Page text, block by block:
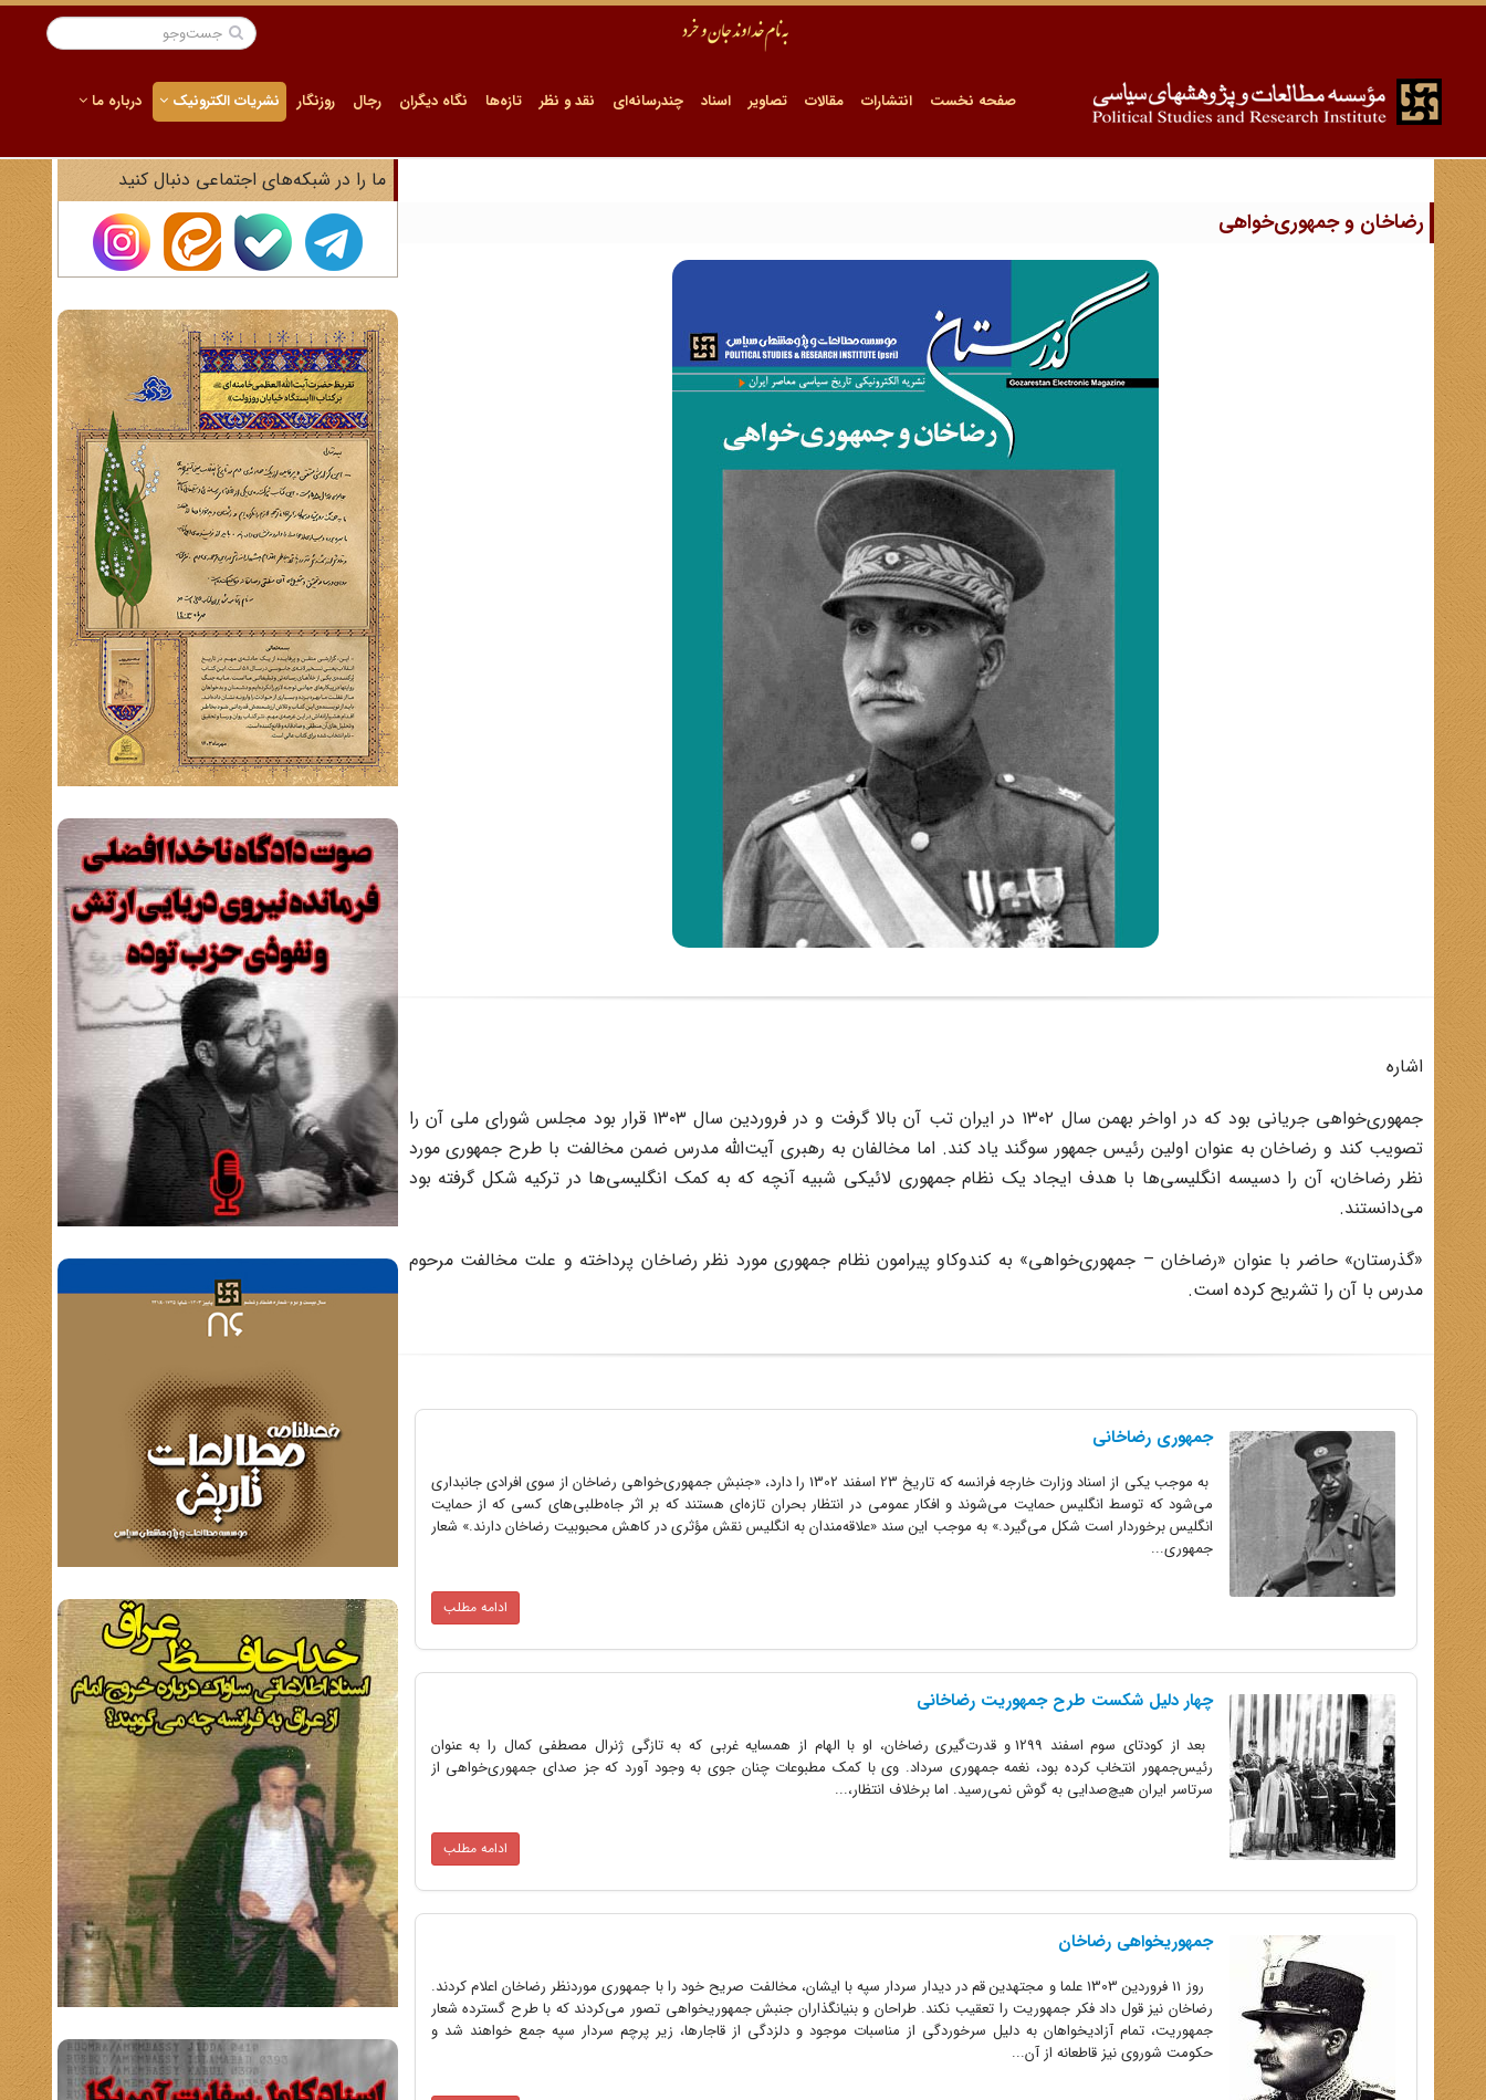
صفحه نخست انتشارات مقالات تصاویر اسناد چندرسانه‌ای نقد و نظر تازه‌ها نگاه دیگران رجال روزنگار نشریات الکترونیک درباره ما
رضاخان و جمهوری‌خواهی
اشاره
جمهوری‌خواهی جریانی بود که در اواخر بهمن سال ۱۳۰۲ در ایران تب آن بالا گرفت و در فروردین سال ۱۳۰۳ قرار بود مجلس شورای ملی آن را
تصویب کند و رضاخان به عنوان اولین رئیس جمهور سوگند یاد کند. اما مخالفان به رهبری آیت‌الله مدرس ضمن مخالفت با طرح جمهوری مورد
نظر رضاخان، آن را دسیسه انگلیسی‌ها با هدف ایجاد یک نظام جمهوری لائیکی شبیه آنچه که به کمک انگلیسی‌ها در ترکیه شکل گرفته بود
می‌دانستند.
«گذرستان» حاضر با عنوان «رضاخان – جمهوری‌خواهی» به کندوکاو پیرامون نظام جمهوری مورد نظر رضاخان پرداخته و علت مخالفت مرحوم
مدرس با آن را تشریح کرده است.
جمهوری رضاخانی
به موجب یکی از اسناد وزارت خارجه فرانسه که تاریخ 23 اسفند 1302 را دارد، «جنبش جمهوری‌خواهی رضاخان از سوی افرادی جانبداری
می‌شود که توسط انگلیس حمایت می‌شوند و افکار عمومی در انتظار بحران تازه‌ای هستند که بر اثر جاه‌طلبی‌های کسی که از حمایت
انگلیس برخوردار است شکل می‌گیرد.» به موجب این سند «علاقه‌مندان به انگلیس نقش مؤثری در کاهش محبوبیت رضاخان دارند.» شعار
جمهوری...
ادامه مطلب
چهار دلیل شکست طرح جمهوریت رضاخانی
بعد از کودتای سوم اسفند 1299 و قدرت‌گیری رضاخان، او با الهام‌ از همسایه‌‌ غربی‌ که‌ به‌ تازگی ژنرال‌ مصطفی‌ کمال‌ را به عنوان‌
رئیس‌‌جمهور انتخاب‌ کرده‌ بود، نغمه‌‌ جمهوری‌ سرداد. وی‌ با کمک‌ مطبوعات‌ چنان‌ جوی‌ به‌ وجود آورد که‌ جز صدای‌ جمهوری‌خواهی‌ از
سرتاسر ایران‌ هیچ‌صدایی‌ به‌ گوش‌ نمی‌رسید. اما برخلاف انتظار،...
ادامه مطلب
جمهوریخواهی رضاخان
روز 11 فروردین 1303 علما و مجتهدین قم در دیدار سردار سپه با ایشان، مخالفت صریح خود را با جمهوری موردنظر رضاخان اعلام کردند.
رضاخان نیز قول داد فکر جمهوریت را تعقیب نکند. طراحان و بنیانگذاران جنبش جمهوریخواهی تصور می‌کردند که با طرح گسترده شعار
جمهوریت، تمام آزادیخواهان به دلیل سرخوردگی از مناسبات موجود و دلزدگی از قاجارها، زیر پرچم سردار سپه جمع خواهند شد و
حکومت شوروی نیز قاطعانه از آن...
ما را در شبکه‌های اجتماعی دنبال کنید